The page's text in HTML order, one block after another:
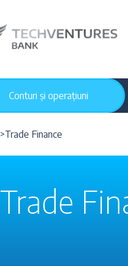
Conturi și operațiuni
>Trade Finance
Trade